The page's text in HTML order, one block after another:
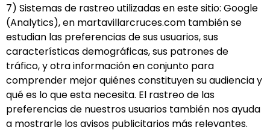
7) Sistemas de rastreo utilizadas en este sitio: Google
(Analytics), en martavillarcruces.com también se
estudian las preferencias de sus usuarios, sus
características demográficas, sus patrones de
tráfico, y otra información en conjunto para
comprender mejor quiénes constituyen su audiencia y
qué es lo que esta necesita. El rastreo de las
preferencias de nuestros usuarios también nos ayuda
a mostrarle los avisos publicitarios más relevantes.